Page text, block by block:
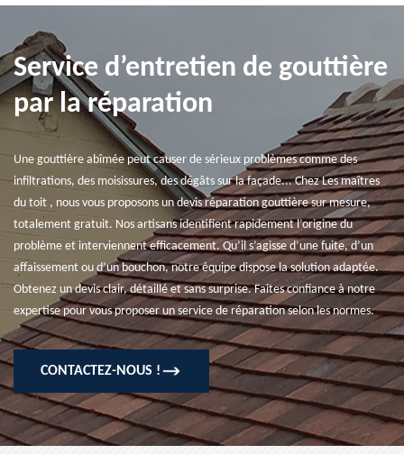
Service d’entretien de gouttière
par la réparation
Une gouttière abîmée peut causer de sérieux problèmes comme des
infiltrations, des moisissures, des dégâts sur la façade... Chez Les maîtres
du toit , nous vous proposons un devis réparation gouttière sur mesure,
totalement gratuit. Nos artisans identifient rapidement l’origine du
problème et interviennent efficacement. Qu’il s’agisse d’une fuite, d’un
affaissement ou d’un bouchon, notre équipe dispose la solution adaptée.
Obtenez un devis clair, détaillé et sans surprise. Faites confiance à notre
expertise pour vous proposer un service de réparation selon les normes.
CONTACTEZ-NOUS !